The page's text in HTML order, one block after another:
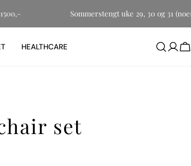
1500,- Sommerstengt uke 29, 30 og
HEALTHCARE
set